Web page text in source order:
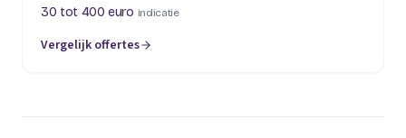
30 tot 400 euro indicatie
Vergelijk offertes
(opent in een nieuw tabblad)